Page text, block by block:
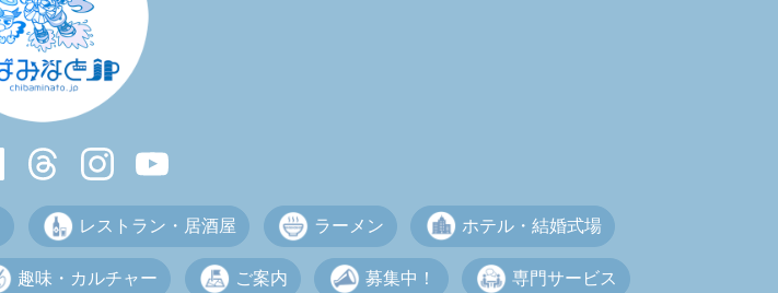
レストラン・居酒屋 ラーメン ホテル・結婚式場
趣味・カルチャー ご案内 募集中！ 専門サービス